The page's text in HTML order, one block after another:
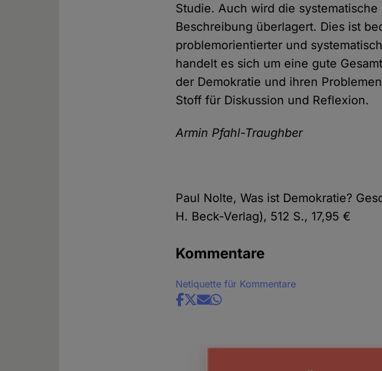
Studie. Auch wird die
Beschreibung überlagert. Dies ist
problemorientierter und
handelt es sich um eine gute
der Demokratie und ihren
Stoff für Diskussion und Reflexion.
Armin Pfahl-Traughber
Paul Nolte, Was ist Demokratie?
H. Beck-Verlag), 512 S., 17,95 €
Kommentare
Netiquette für Kommentare
Share